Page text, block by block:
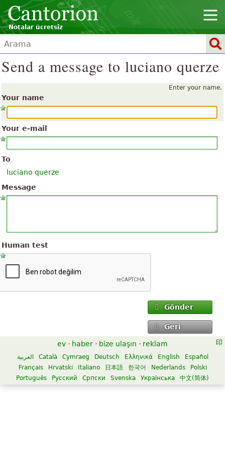
Notalar ücretsiz
Send a message to luciano querze
Enter your name.
Your name
Your e-mail
To
luciano querze
Message
Human test
Gönder
Geri
ev · haber · bize ulaşın · reklam
العربية Català Cymraeg Deutsch Ελληνικά English
Español
Français
Hrvatski Italiano 日本語 한국어 Nederlands
Polski
Português
Русский Српски Svenska Українська 中文(简体)